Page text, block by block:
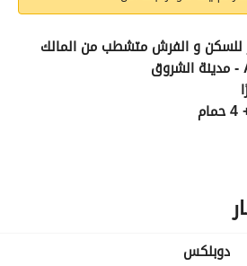
دوبلكس